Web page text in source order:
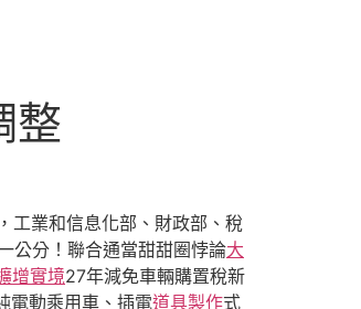
整
工業和信息化部、財政部、稅
公分！聯合通當甜甜圈悖論大
增實境27年減免車輛購置稅新
電動乘用車、插電道具製作式